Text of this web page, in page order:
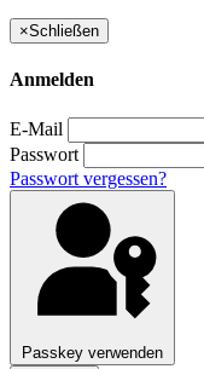
×Schließen
Anmelden
E-Mail
Passwort
Passwort vergessen?
Passkey verwenden